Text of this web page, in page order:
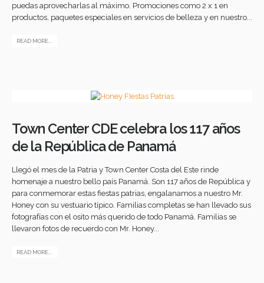
puedas aprovecharlas al máximo. Promociones como 2 x 1 en
productos, paquetes especiales en servicios de belleza y en nuestro...
READ MORE...
Town Center CDE celebra los 117 años
de la República de Panamá
Llegó el mes de la Patria y Town Center Costa del Este rinde
homenaje a nuestro bello país Panamá. Son 117 años de República y
para conmemorar estas fiestas patrias, engalanamos a nuestro Mr.
Honey con su vestuario típico. Familias completas se han llevado sus
fotografías con el osito más querido de todo Panamá. Familias se
llevaron fotos de recuerdo con Mr. Honey...
READ MORE...